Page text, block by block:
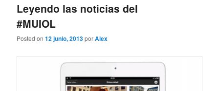
Leyendo las noticias del
#MUIOL
Posted on12 junio, 2013porAlex